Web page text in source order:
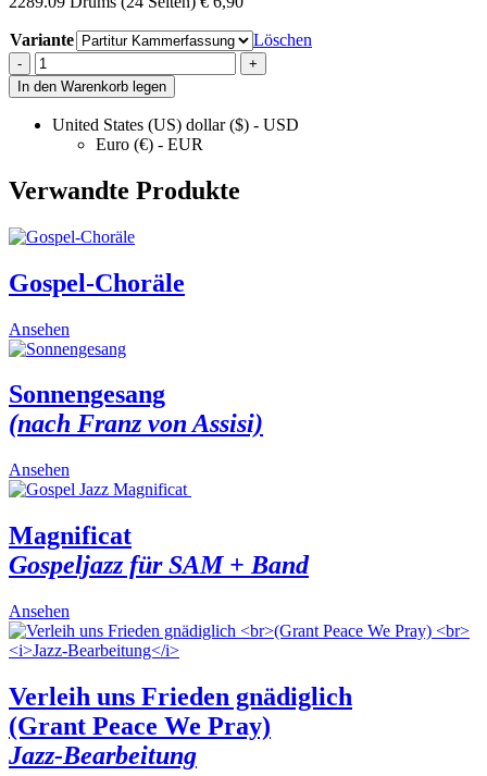
Variante Löschen
-
Messe
in
D
Sinfonische
Rockmesse
Besetzung
+
In den Warenkorb legen
United States (US) dollar ($) - USD
Euro (€) - EUR
Verwandte Produkte
Gospel-Choräle
Ansehen
product
multiple
variants.
The
be
on
the
product
page
Sonnengesang
(nach Franz von Assisi)
Ansehen
product
multiple
variants.
The
be
chosen
on
the
product
page
Magnificat
Gospeljazz für SAM + Band
Ansehen
product
has
variants.
The
options
may
be
Verleih uns Frieden gnädiglich
(Grant Peace We Pray)
Jazz-Bearbeitung